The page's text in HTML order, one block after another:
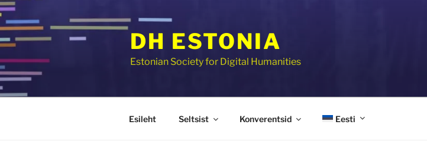
Skip
to
content
DH ESTONIA
Estonian Society for Digital Humanities
Esileht Seltsist Konverentsid Eesti